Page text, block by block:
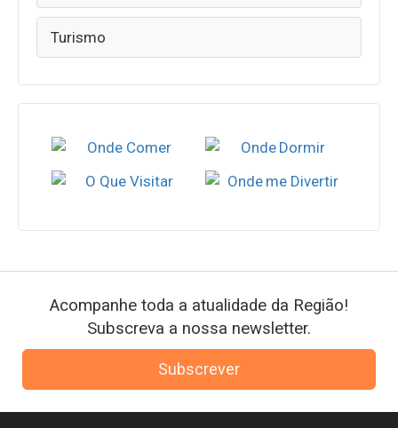
Turismo
Acompanhe toda a atualidade da Região!
Subscreva a nossa newsletter.
Subscrever